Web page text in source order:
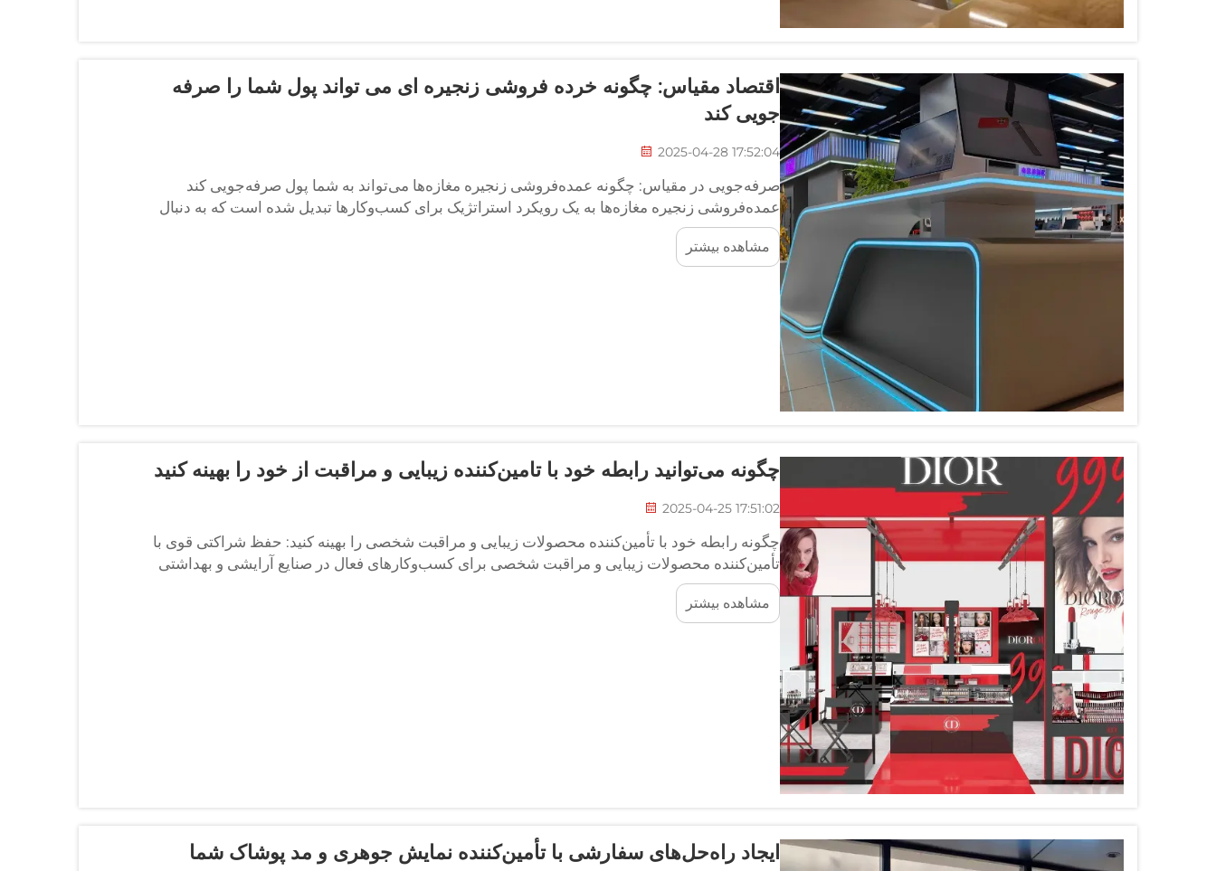
اقتصاد مقیاس: چگونه خرده فروشی زنجیره ای می تواند پول شما را صرفه
جویی کند
2025-04-28 17:52:04
صرفه‌جویی در مقیاس: چگونه عمده‌فروشی زنجیره مغازه‌ها می‌تواند به شما پول صرفه‌جویی کند
عمده‌فروشی زنجیره مغازه‌ها به یک رویکرد استراتژیک برای کسب‌وکارها تبدیل شده است که به دنبال
کاهش هزینه‌ها، ساده‌سازی تهیه و خرید و بهبود کارایی عملیاتی هستند. با خرید حجم بیشتر...
مشاهده بیشتر
چگونه می‌توانید رابطه خود با تامین‌کننده زیبایی و مراقبت از خود را بهینه کنید
2025-04-25 17:51:02
چگونه رابطه خود با تأمین‌کننده محصولات زیبایی و مراقبت شخصی را بهینه کنید: حفظ شراکتی قوی با
تأمین‌کننده محصولات زیبایی و مراقبت شخصی برای کسب‌وکارهای فعال در صنایع آرایشی و بهداشتی
ضروری است. بهینه‌سازی رابطه تأمین‌کننده...
مشاهده بیشتر
ایجاد راه‌حل‌های سفارشی با تأمین‌کننده نمایش جوهری و مد پوشاک شما